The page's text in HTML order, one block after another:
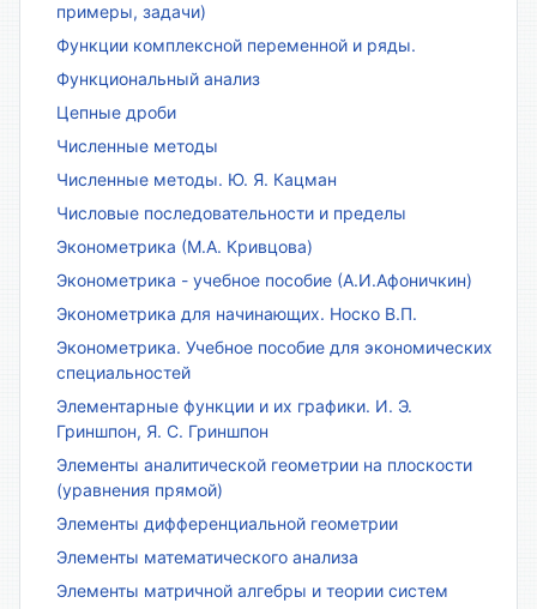
примеры, задачи)
Функции комплексной переменной и ряды.
Функциональный анализ
Цепные дроби
Численные методы
Численные методы. Ю. Я. Кацман
Числовые последовательности и пределы
Эконометрика (М.А. Кривцова)
Эконометрика - учебное пособие (А.И.Афоничкин)
Эконометрика для начинающих. Носко В.П.
Эконометрика. Учебное пособие для экономических
специальностей
Элементарные функции и их графики. И. Э.
Гриншпон, Я. С. Гриншпон
Элементы аналитической геометрии на плоскости
(уравнения прямой)
Элементы дифференциальной геометрии
Элементы математического анализа
Элементы матричной алгебры и теории систем